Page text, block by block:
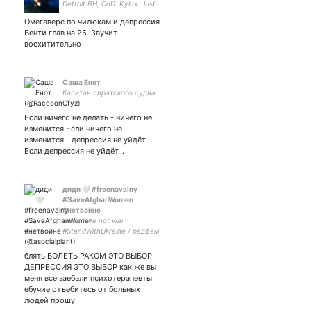
Detroit BH, CoD. Kylux. Just
black boys
Омегаверс по чилюкам и депрессия
Венти глав на 25. Звучит
восхитительно
Саша Енот
Капитан пиратского судна
Если ничего не делать - ничего не
изменится Если ничего не
изменится - депрессия не уйдёт
Если депрессия не уйдёт…
диди 🤍 #freenavalny
#SaveAfghanWomen
#нетвойне
make love not war
#StandWithUkraine / радфем
/ tw: рпп
блять БОЛЕТЬ РАКОМ ЭТО ВЫБОР
ДЕПРЕССИЯ ЭТО ВЫБОР как же вы
меня все заебали психотерапевты
ебучие отъебитесь от больных
людей прошу